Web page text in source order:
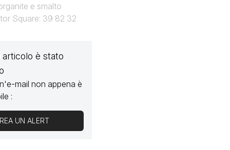
e smalto
Square: 39 82 32
articolo è stato
mail non appena è
:
UN ALERT